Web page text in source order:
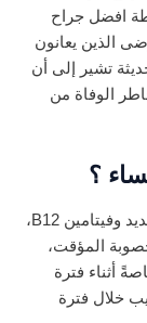
افضل جراح
الذين يعانون
تشير إلى أن
الوفاة من
؟
من أضرار تكميم المعدة للنساء ما يلي: نقص الحديد وفيتامين B12،
المؤقت،
أثناء فترة
خلال فترة